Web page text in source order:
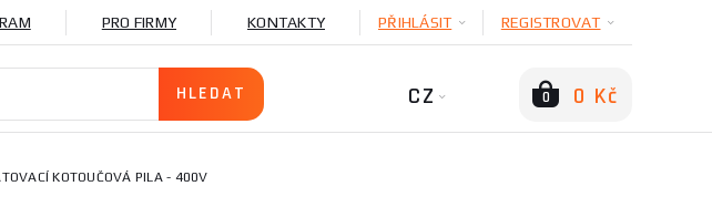
PRO FIRMY KONTAKTY PŘIHLÁSIT REGISTROVAT
CZ 0 0 Kč
KOTOUČOVÁ PILA - 400V